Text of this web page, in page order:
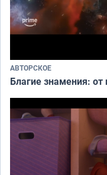
АВТОРСКОЕ
Благие знамения: